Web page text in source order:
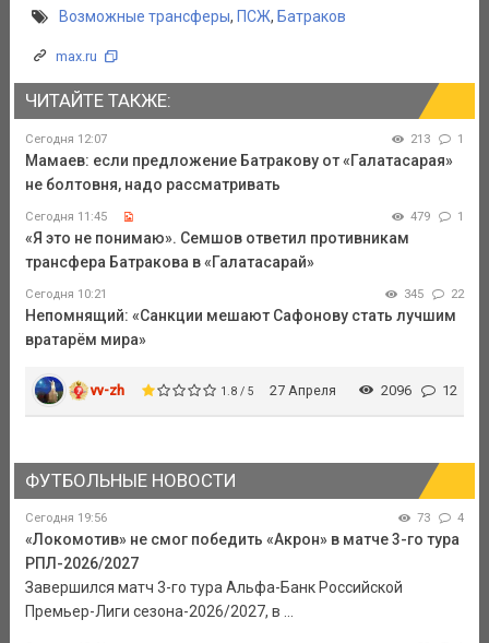
Возможные трансферы, ПСЖ, Батраков
max.ru
ЧИТАЙТЕ ТАКЖЕ:
Сегодня 12:07 213 1
Мамаев: если предложение Батракову от «Галатасарая»
не болтовня, надо рассматривать
Сегодня 11:45 479 1
«Я это не понимаю». Семшов ответил противникам
трансфера Батракова в «Галатасарай»
Сегодня 10:21 345 22
Непомнящий: «Санкции мешают Сафонову стать лучшим
вратарём мира»
vv-zh 1.8 / 5 27 Апреля 2096 12
ФУТБОЛЬНЫЕ НОВОСТИ
Сегодня 19:56 73 4
«Локомотив» не смог победить «Акрон» в матче 3-го тура
РПЛ-2026/2027
Завершился матч 3-го тура Альфа-Банк Российской
Премьер-Лиги сезона-2026/2027, в ...